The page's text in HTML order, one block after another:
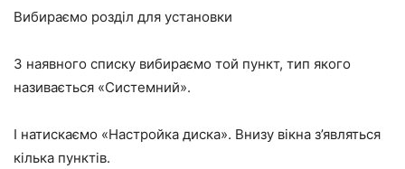
Вибираємо розділ для установки
З наявного списку вибираємо той пункт, тип якого
називається «Системний».
І натискаємо «Настройка диска». Внизу вікна з’являться
кілька пунктів.